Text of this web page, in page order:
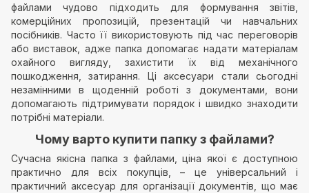
файлами чудово підходить для формування звітів,
комерційних пропозицій, презентацій чи навчальних
посібників. Часто її використовують під час переговорів
або виставок, адже папка допомагає надати матеріалам
охайного вигляду, захистити їх від механічного
пошкодження, затирання. Ці аксесуари стали сьогодні
незамінними в щоденній роботі з документами, вони
допомагають підтримувати порядок і швидко знаходити
потрібні матеріали.
Чому варто купити папку з файлами?
Сучасна якісна папка з файлами, ціна якої є доступною
практично для всіх покупців, – це універсальний і
практичний аксесуар для організації документів, що має